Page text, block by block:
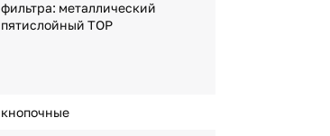
фильтра: металлический
пятислойный TOP
кнопочные